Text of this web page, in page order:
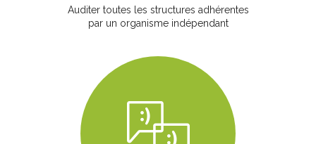
Auditer toutes les structures adhérentes
par un organisme indépendant